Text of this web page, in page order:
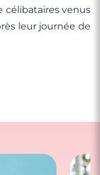
célibataires venus
leur journée de